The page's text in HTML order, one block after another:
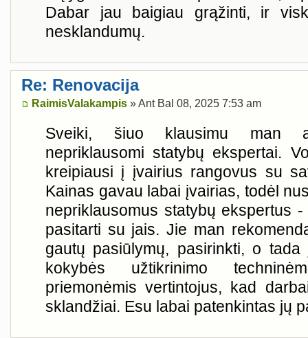
Dabar jau baigiau grąžinti, ir
nesklandumų.
Re: Renovacija
RaimisValakampis » Ant Bal 08, 2025 7:53 am
Sveiki, šiuo klausimu man
nepriklausomi statybų ekspertai.
kreipiausi į įvairius rangovus su
Kainas gavau labai įvairias, todėl
nepriklausomus statybų ekspertus
pasitarti su jais. Jie man
gautų pasiūlymų, pasirinkti, o
kokybės užtikrinimo
priemonėmis vertintojus, kad
sklandžiai. Esu labai patenkintas jų